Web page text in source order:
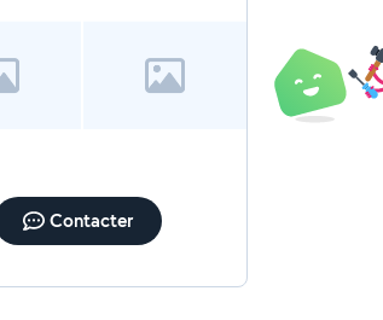
Contacter